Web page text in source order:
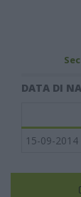
DATA DI
15-09-2014